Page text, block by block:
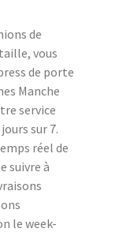
de
vous
de porte
Manche
service
sur 7.
réel de
suivre à
le week-